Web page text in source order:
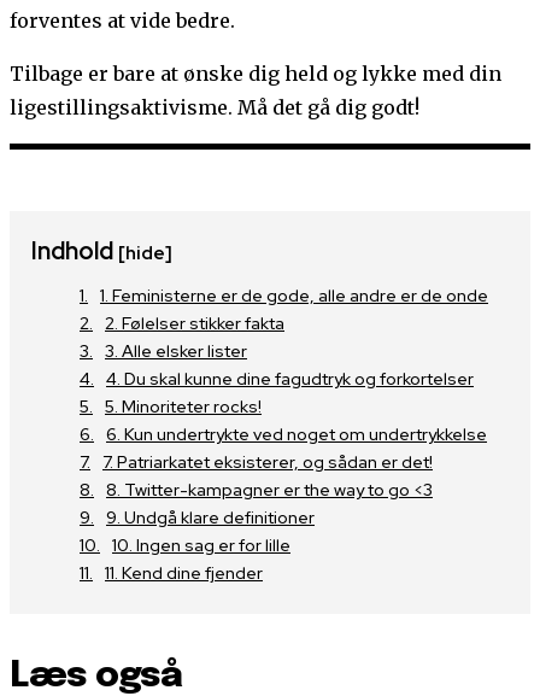
forventes at vide bedre.
Tilbage er bare at ønske dig held og lykke med din
ligestillingsaktivisme. Må det gå dig godt!
Indhold [hide]
1. Feministerne er de gode, alle andre er de onde
2. Følelser stikker fakta
3. Alle elsker lister
4. Du skal kunne dine fagudtryk og forkortelser
5. Minoriteter rocks!
6. Kun undertrykte ved noget om undertrykkelse
7. Patriarkatet eksisterer, og sådan er det!
8. Twitter-kampagner er the way to go <3
9. Undgå klare definitioner
10. Ingen sag er for lille
11. Kend dine fjender
Læs også